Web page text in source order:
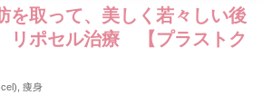
を取って、美しく若々しい後
ポセル治療 【プラストク
痩身